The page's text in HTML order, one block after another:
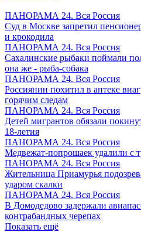
ПАНОРАМА 24. Вся Россия
Суд в Москве запретил
и крокодила
ПАНОРАМА 24. Вся Россия
Сахалинские рыбаки поймали
она же - рыба-собака
ПАНОРАМА 24. Вся Россия
Россиянин похитил в аптеке
горячим следам
ПАНОРАМА 24. Вся Россия
Детей мигрантов обязали
18-летия
ПАНОРАМА 24. Вся Россия
Медвежат-попрошаек удалили с
ПАНОРАМА 24. Вся Россия
Жительница Приамурья
ударом скалки
ПАНОРАМА 24. Вся Россия
В Домодедово задержали
контрабандных черепах
Показать ещё